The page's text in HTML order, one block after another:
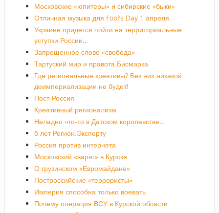
Московские «юпитеры» и сибирские «быки»
Отличная музыка для Fool’s Day 1 апреля
Украине придется пойти на территориальные
уступки России…
Запрещенное слово «свобода»
Тартуский мир и правота Бисмарка
Где региональные креативы? Без них никакой
деимпериализации не будет!
Пост-Россия
Креативный регионализм
Неладно что-то в Датском королевстве…
6 лет Регион.Эксперту
Россия против интернета
Московский «варяг» в Курске
О грузинском «Евромайдане»
Построссийские «террористы»
Империя способна только воевать
Почему операция ВСУ в Курской области